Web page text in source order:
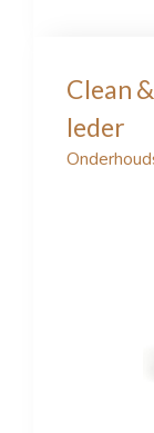
Clean
leder